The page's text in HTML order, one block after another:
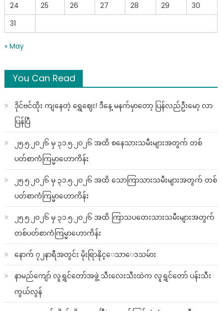
24
25 26 27 28 29
30
31
« May
You Can Read
ဒိုင်ဗင်ထိုး ကျနေတဲ့ ရွှေဈေး! ဒီနေ့ မနက်မှာတော့ ပြန်လည်ဦးမော့ လာ
ပြန်ပြီ
၂၅.၅.၂၀၂၆ မှ ၃၁.၅.၂၀၂၆ အထိ စနေသားသမီးများအတွက် တစ်
ပတ်စာကံကြမ္မာဟောကိန်း
၂၅.၅.၂၀၂၆ မှ ၃၁.၅.၂၀၂၆ အထိ သောကြာသားသမီးများအတွက် တစ်
ပတ်စာကံကြမ္မာဟောကိန်း
၂၅.၅.၂၀၂၆ မှ ၃၁.၅.၂၀၂၆ အထိ ကြာသပတေးသားသမီးများအတွက်
တစ်ပတ်စာကံကြမ္မာဟောကိန်း
နောက် ၇၂နာရီအတွင်း မိုးရြာနိုင္ေသာေဒသမ်ား
နာမည်ကျော် လူရွှင်တော်အဖွဲ့ သီးလေးသီးထဲက လူရွှင်တော် ပန်းသီး
ကွယ်လွန်